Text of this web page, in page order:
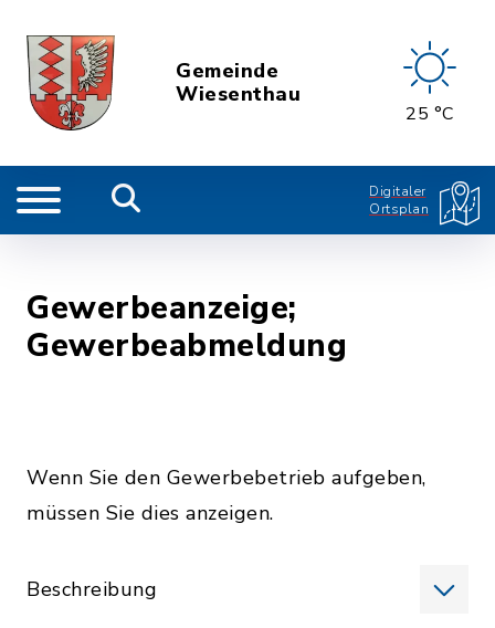
Gemeinde
Wiesenthau
25 °C
Digitaler
Ortsplan
Gewerbeanzeige;
Gewerbeabmeldung
Wenn Sie den Gewerbebetrieb aufgeben,
müssen Sie dies anzeigen.
Beschreibung